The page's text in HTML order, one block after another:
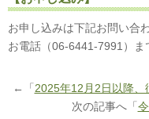
お申し込みは下記お問い合
お電話（06-6441-7991）ま
←「 2025年12月2日以降
次の記事へ「